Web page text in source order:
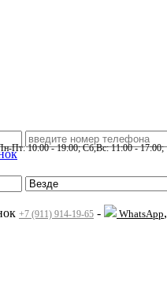
Пт: 10:00 - 19:00; Сб,Вс: 11:00 - 17:00;
+7 (911) 914-19-65 - WhatsApp,